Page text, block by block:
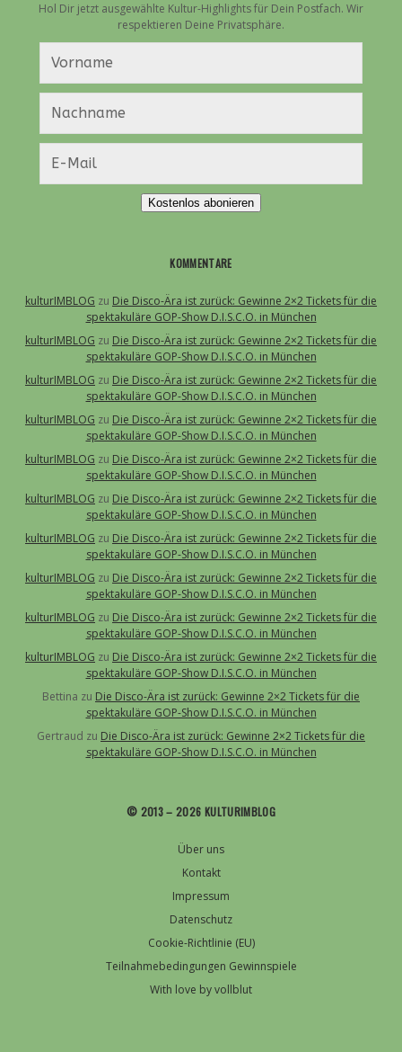
Hol Dir jetzt ausgewählte Kultur-Highlights für Dein Postfach. Wir
respektieren Deine Privatsphäre.
Kostenlos abonieren
KOMMENTARE
kulturIMBLOG zu Die Disco-Ära ist zurück: Gewinne 2×2 Tickets für die
spektakuläre GOP-Show D.I.S.C.O. in München
kulturIMBLOG zu Die Disco-Ära ist zurück: Gewinne 2×2 Tickets für die
spektakuläre GOP-Show D.I.S.C.O. in München
kulturIMBLOG zu Die Disco-Ära ist zurück: Gewinne 2×2 Tickets für die
spektakuläre GOP-Show D.I.S.C.O. in München
kulturIMBLOG zu Die Disco-Ära ist zurück: Gewinne 2×2 Tickets für die
spektakuläre GOP-Show D.I.S.C.O. in München
kulturIMBLOG zu Die Disco-Ära ist zurück: Gewinne 2×2 Tickets für die
spektakuläre GOP-Show D.I.S.C.O. in München
kulturIMBLOG zu Die Disco-Ära ist zurück: Gewinne 2×2 Tickets für die
spektakuläre GOP-Show D.I.S.C.O. in München
kulturIMBLOG zu Die Disco-Ära ist zurück: Gewinne 2×2 Tickets für die
spektakuläre GOP-Show D.I.S.C.O. in München
kulturIMBLOG zu Die Disco-Ära ist zurück: Gewinne 2×2 Tickets für die
spektakuläre GOP-Show D.I.S.C.O. in München
kulturIMBLOG zu Die Disco-Ära ist zurück: Gewinne 2×2 Tickets für die
spektakuläre GOP-Show D.I.S.C.O. in München
kulturIMBLOG zu Die Disco-Ära ist zurück: Gewinne 2×2 Tickets für die
spektakuläre GOP-Show D.I.S.C.O. in München
Bettina zu Die Disco-Ära ist zurück: Gewinne 2×2 Tickets für die
spektakuläre GOP-Show D.I.S.C.O. in München
Gertraud zu Die Disco-Ära ist zurück: Gewinne 2×2 Tickets für die
spektakuläre GOP-Show D.I.S.C.O. in München
© 2013 – 2026 KULTURIMBLOG
Über uns
Kontakt
Impressum
Datenschutz
Cookie-Richtlinie (EU)
Teilnahmebedingungen Gewinnspiele
With love by vollblut